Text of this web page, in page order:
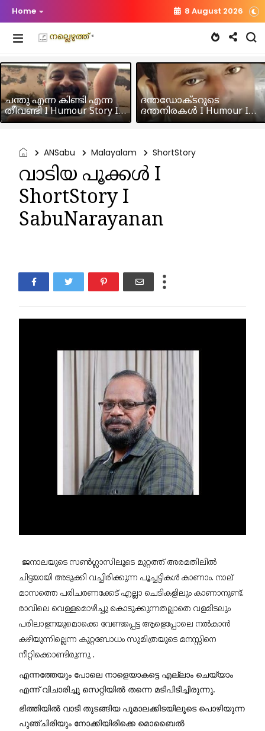
Home 8 August 2026
ചന്തു എന്ന കിണ്ടി എന്ന
തീവണ്ടി I Humour Story I
Rajeev Panicker
ദന്തഡോക്ടറുടെ
ദന്തനിരകൾ I Humour I
Hussain MK
ANSabu Malayalam ShortStory
വാടിയ പൂക്കൾ I
ShortStory I
SabuNarayanan
ജനാലയുടെ സൺഗ്ലാസിലൂടെ മുറ്റത്ത് അരമതിലിൽ
ചിട്ടയായി അടുക്കി വച്ചിരിക്കുന്ന പൂച്ചട്ടികൾ കാണാം. നാല്
മാസത്തെ പരിചരണക്കേട് എല്ലാ ചെടികളിലും കാണാനുണ്ട്.
രാവിലെ വെള്ളമൊഴിച്ചു കൊടുക്കുന്നതല്ലാതെ വളമിടലും
പരിലാളനയുമൊക്കെ വേണ്ടപ്പെട്ട ആളെപ്പോലെ നൽകാൻ
നീറ്റിക്കൊണ്ടിരുന്നു .
എന്നത്തേയും പോലെ നാളെയാകട്ടെ എല്ലാം ചെയ്യാം
എന്ന് വിചാരിച്ചു സെറ്റിയിൽ തന്നെ മടിപിടിച്ചിരുന്നു.
ഭിത്തിയിൽ വാടി തുടങ്ങിയ പൂമാലക്കിടയിലൂടെ പൊഴിയുന്ന
പുഞ്ചിരിയും നോക്കിയിരിക്കെ മൊബൈൽ